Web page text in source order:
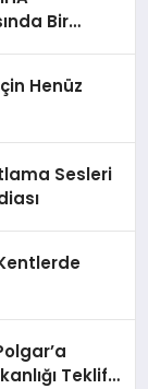
Bir
Henüz
Sesleri
Teklifi